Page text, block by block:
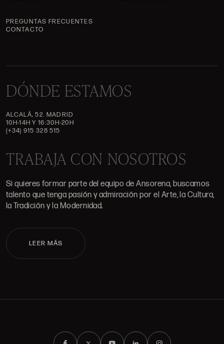
PREGUNTAS FRECUENTES
CONTACTO
DÓNDE ESTAMOS
ALCALÁ, 52. MADRID
10H-14H Y 16:30H-20H
(+34) 915 328 515
TRABAJA CON NOSOTROS
Si quieres formar parte del equipo de Ansorena, buscamos
talento que tenga pasión y admiración por el Arte, la Cultura,
la Tradición y la Modernidad.
LEER MÁS